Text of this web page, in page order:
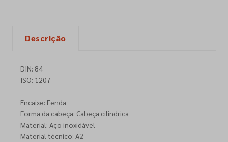
Descrição
DIN: 84
ISO: 1207
Encaixe: Fenda
Forma da cabeça: Cabeça cilindrica
Material: Aço inoxidável
Material técnico: A2